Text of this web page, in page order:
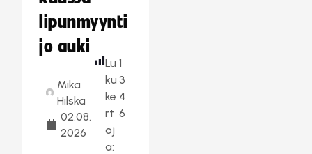
lipunmyynti
jo auki
Mika
Hilska
02.08.
2026
Lu
ku
ke
rt
oj
a:
1
3
4
6